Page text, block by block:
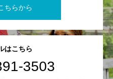
ちらから
はこちら
3503